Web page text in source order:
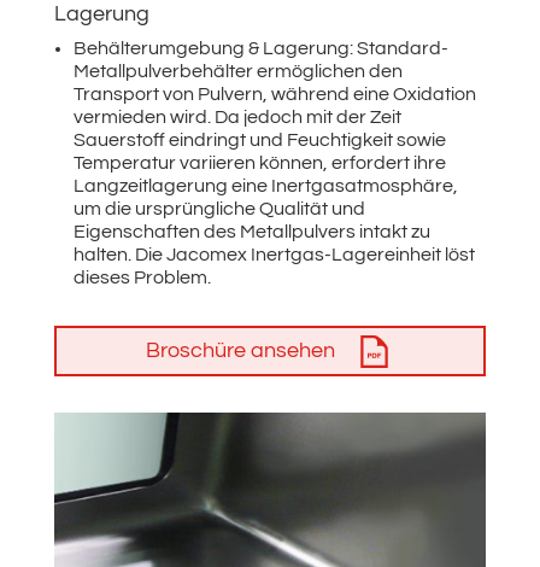
Lagerung
Behälterumgebung & Lagerung: Standard-
Metallpulverbehälter ermöglichen den
Transport von Pulvern, während eine Oxidation
vermieden wird. Da jedoch mit der Zeit
Sauerstoff eindringt und Feuchtigkeit sowie
Temperatur variieren können, erfordert ihre
Langzeitlagerung eine Inertgasatmosphäre,
um die ursprüngliche Qualität und
Eigenschaften des Metallpulvers intakt zu
halten. Die Jacomex Inertgas-Lagereinheit löst
dieses Problem.
Broschüre ansehen